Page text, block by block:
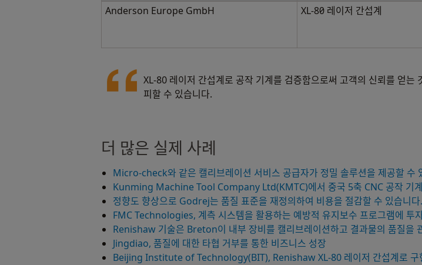
Anderson Europe GmbH
XL-80 레이저 간섭계
XL-80 레이저 간섭계로 공작 기계를 검증함으로써 고객의 신뢰를 얻
피할 수 있습니다.
더 많은 실제 사례
Micro-check와 같은 캘리브레이션 서비스 공급자가 정밀 솔루션을 제공할 수
Kunming Machine Tool Company Ltd(KMTC)에서 중국 5축 CNC 공작 기
정향도 향상으로 Godrej는 품질 표준을 재정의하여 비용을 절감할 수 있습니다.
FMC Technologies, 계측 시스템을 활용하는 예방적 유지보수 프로그램에 투
Renishaw 기술은 Breton이 내부 장비를 캘리브레이션하고 결과물의 품질을
Jingdiao, 품질에 대한 타협 거부를 통한 비즈니스 성장
Beijing Institute of Technology(BIT), Renishaw XL-80 레이저 간섭계로 구